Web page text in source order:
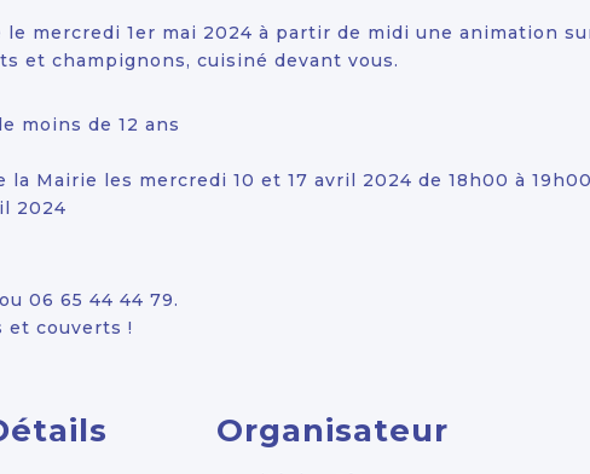
le mercredi 1er mai 2024 à partir de midi une animation
et champignons, cuisiné devant vous.
moins de 12 ans
Mairie les mercredi 10 et 17 avril 2024 de 18h00 à
2024
06 65 44 44 79.
et couverts !
Organisateur